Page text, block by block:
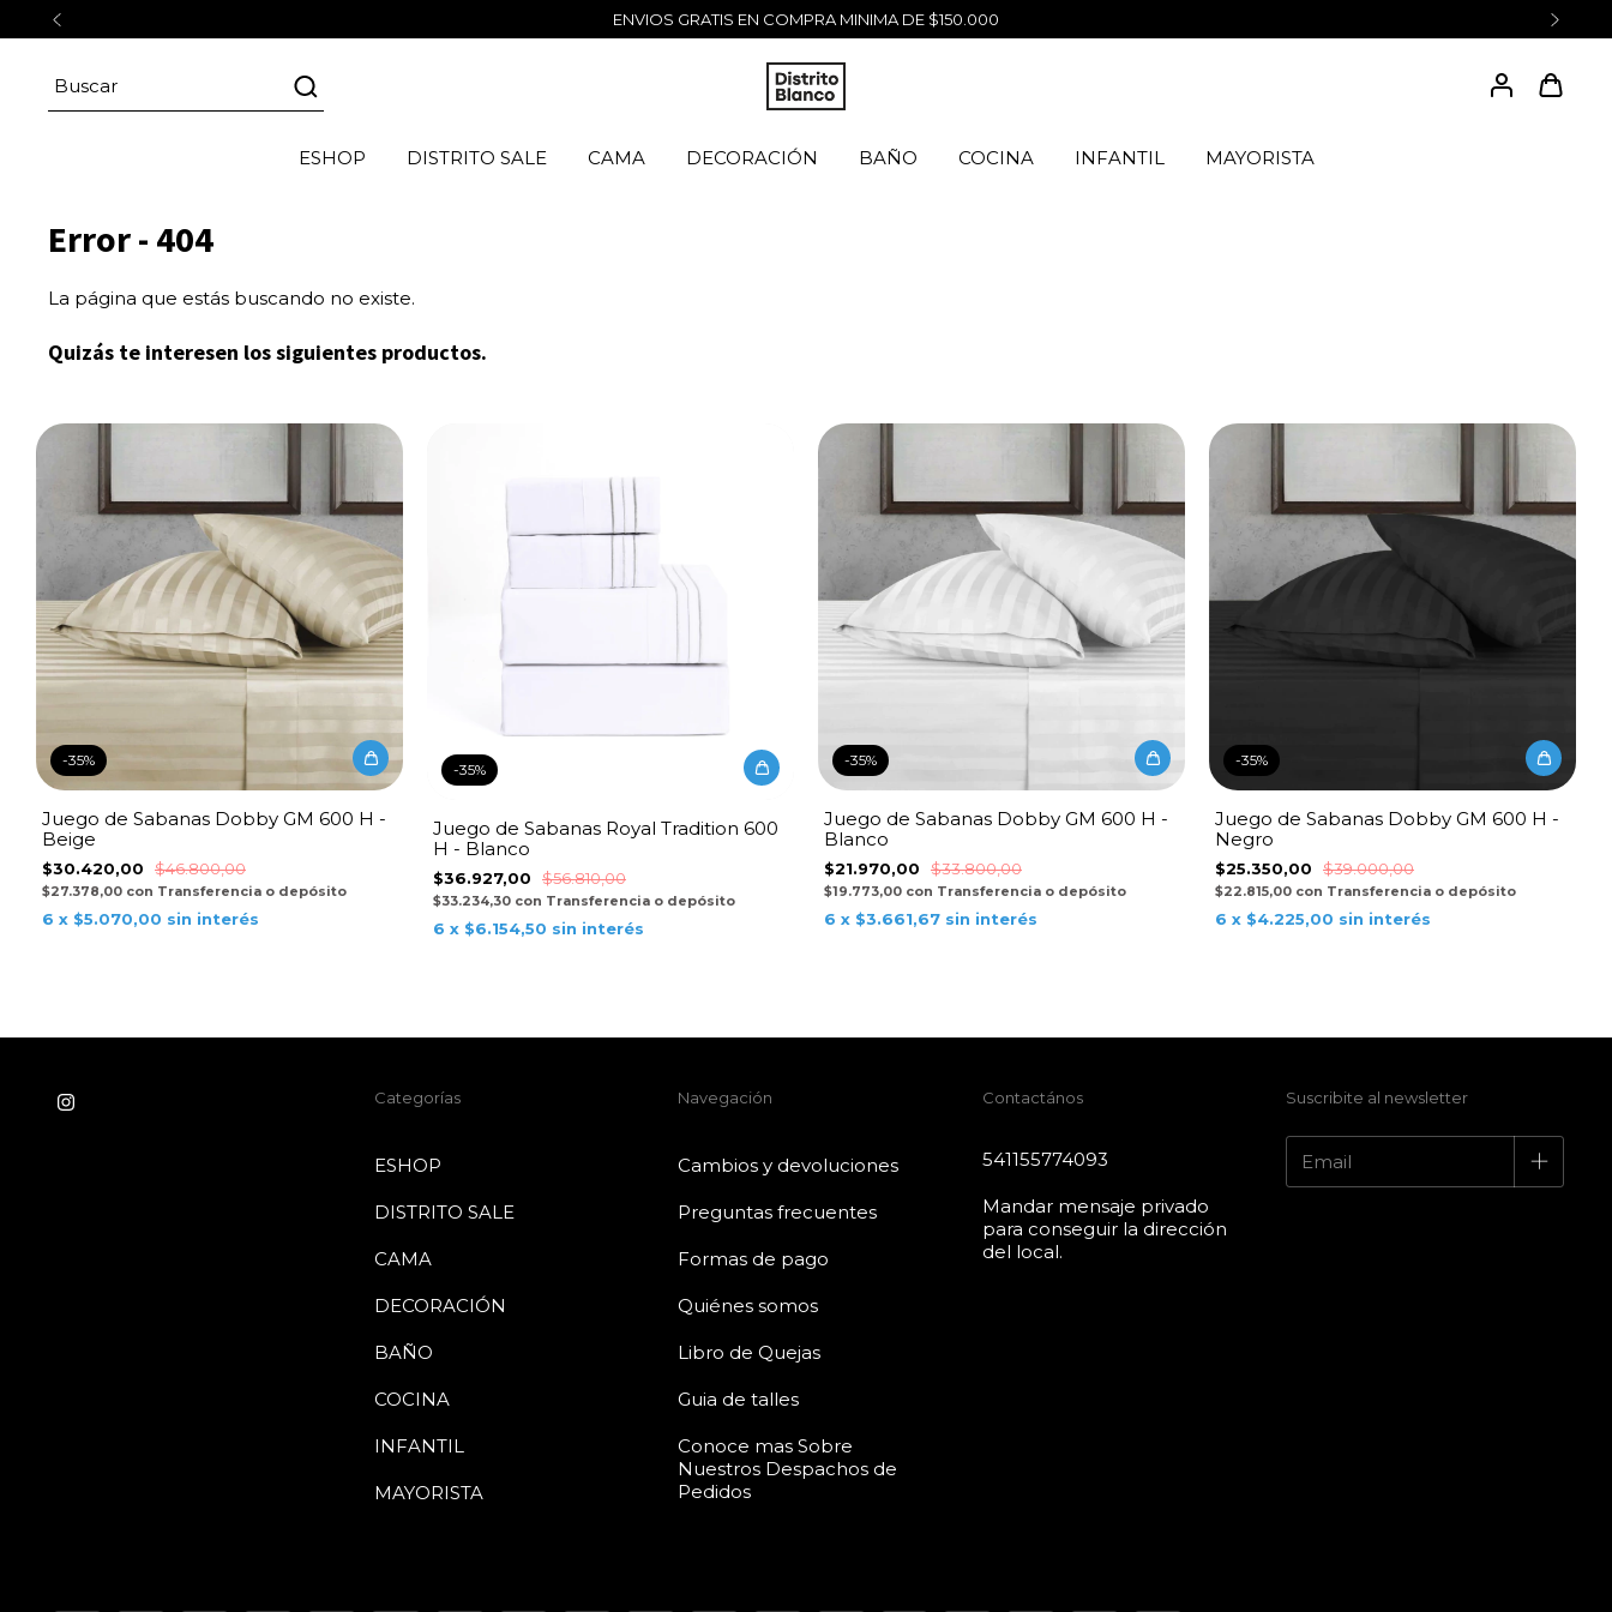
ENVIOS GRATIS EN COMPRA MINIMA DE $150.000
ESHOP DISTRITO SALE CAMA DECORACIÓN BAÑO COCINA INFANTIL MAYORISTA
Error - 404
La página que estás buscando no existe.
Quizás te interesen los siguientes productos.
-35%
Juego de Sabanas Dobby GM 600 H -
Beige
$30.420,00 $46.800,00
$27.378,00 con Transferencia o depósito
6 x $5.070,00 sin interés
-35%
Juego de Sabanas Royal Tradition 600
H - Blanco
$36.927,00 $56.810,00
$33.234,30 con Transferencia o depósito
6 x $6.154,50 sin interés
-35%
Juego de Sabanas Dobby GM 600 H -
Blanco
$21.970,00 $33.800,00
$19.773,00 con Transferencia o depósito
6 x $3.661,67 sin interés
-35%
Juego de Sabanas Dobby GM 600 H -
Negro
$25.350,00 $39.000,00
$22.815,00 con Transferencia o depósito
6 x $4.225,00 sin interés
Categorías
ESHOP
DISTRITO SALE
CAMA
DECORACIÓN
BAÑO
COCINA
INFANTIL
MAYORISTA
Navegación
Cambios y devoluciones
Preguntas frecuentes
Formas de pago
Quiénes somos
Libro de Quejas
Guia de talles
Conoce mas Sobre
Nuestros Despachos de
Pedidos
Contactános
541155774093
Mandar mensaje privado
para conseguir la dirección
del local.
Suscribite al newsletter